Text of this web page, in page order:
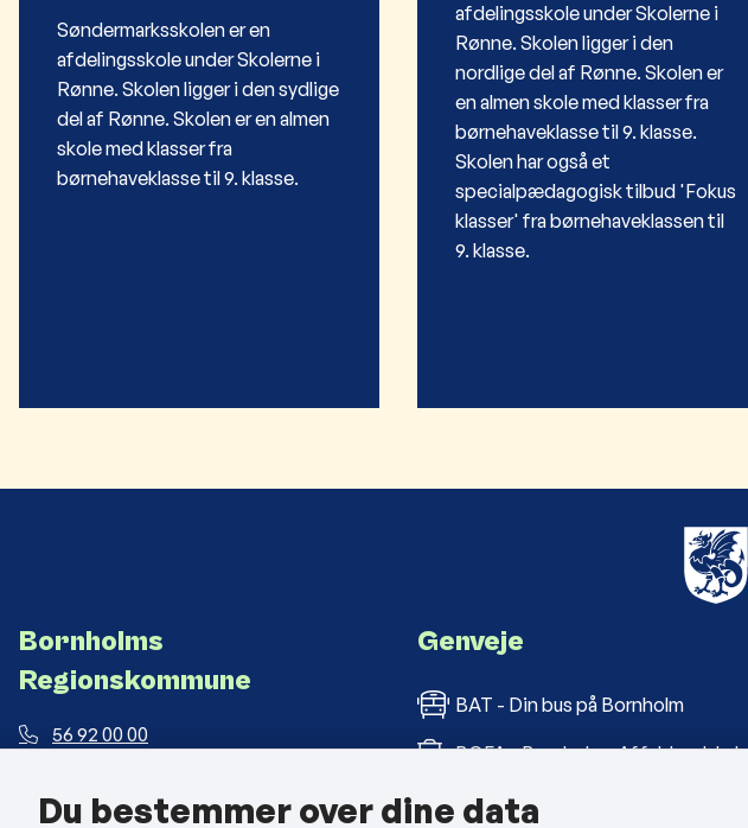
Søndermarksskolen er en
afdelingsskole under Skolerne i
Rønne. Skolen ligger i den sydlige
del af Rønne. Skolen er en almen
skole med klasser fra
børnehaveklasse til 9. klasse.
afdelingsskole under Skolerne i
Rønne. Skolen ligger i den
nordlige del af Rønne. Skolen er
en almen skole med klasser fra
børnehaveklasse til 9. klasse.
Skolen har også et
specialpædagogisk tilbud 'Fokus
klasser' fra børnehaveklassen til
9. klasse.
Bornholms
Regionskommune
56 92 00 00
Landemærket 26, 3700 Rønne
Genveje
BAT - Din bus på Bornholm
BOFA - Bornholms Affaldsselskab
Bornholms Folkebiblioteker
Du bestemmer over dine data